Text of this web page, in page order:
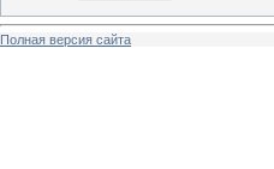
Полная версия сайта